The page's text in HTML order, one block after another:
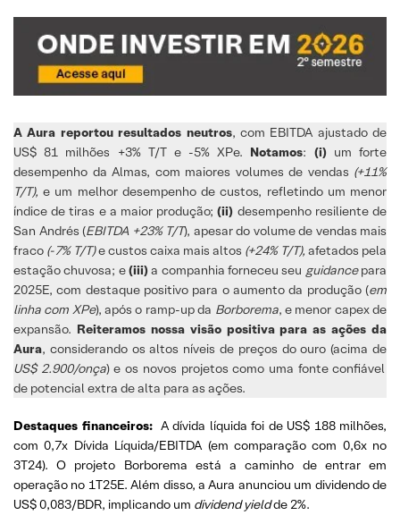
A Aura reportou resultados neutros, com EBITDA ajustado de
US$ 81 milhões +3% T/T e -5% XPe. Notamos: (i)um forte
desempenho da Almas, com maiores volumes de vendas (+11%
T/T), e um melhor desempenho de custos, refletindo um menor
índice de tiras e a maior produção;(ii) desempenho resiliente de
San Andrés (EBITDA +23% T/T), apesar do volume de vendas mais
fraco (-7% T/T)e custos caixa mais altos (+24% T/T), afetados pela
estação chuvosa; e(iii)a companhia forneceu seu guidancepara
2025E, com destaque positivo para o aumento da produção (em
linha com XPe), após o ramp-up da Borborema, e menor capex de
expansão. Reiteramos nossa visão positiva para as ações da
Aura, considerando os altos níveis de preços do ouro (acima de
US$ 2.900/onça) e os novos projetos como uma fonte confiável
de potencial extra de alta para as ações.
Destaques financeiros: A dívida líquida foi de US$ 188 milhões,
com 0,7x Dívida Líquida/EBITDA (em comparação com 0,6x no
3T24). O projeto Borborema está a caminho de entrar em
operação no 1T25E. Além disso, a Aura anunciou um dividendo de
US$ 0,083/BDR, implicando um dividend yieldde 2%.